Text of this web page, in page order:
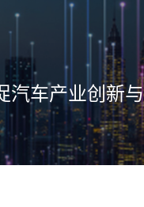
汽车产业创新